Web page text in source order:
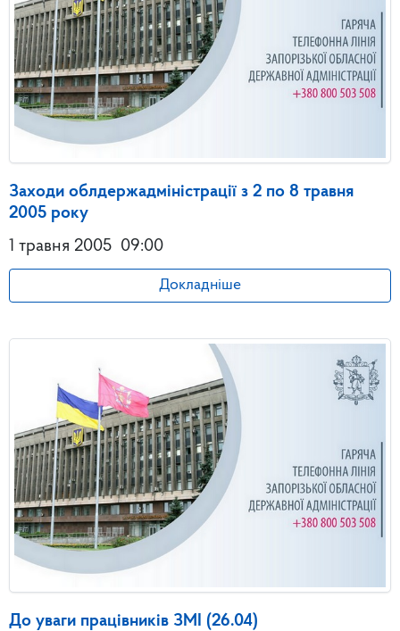
Заходи облдержадміністрації з 2 по 8 травня
2005 року
1 травня 2005 09:00
Докладніше
До уваги працівників ЗМІ (26.04)